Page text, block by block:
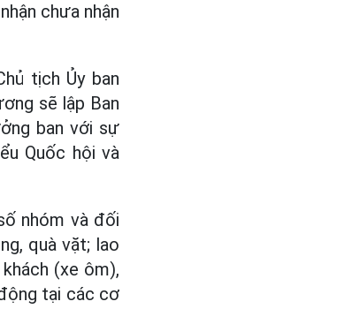
chưa nhận
tịch Ủy ban
sẽ lập Ban
ban với sự
Quốc hội và
nhóm và đối
quà vặt; lao
(xe ôm),
tại các cơ